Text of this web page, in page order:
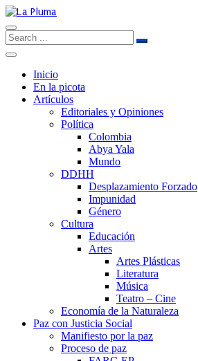
Inicio
En la picota
Artículos
Editoriales y Opiniones
Política
Colombia
Abya Yala
Mundo
DDHH
Desplazamiento Forzado
Impunidad
Género
Cultura
Educación
Artes
Artes Plásticas
Literatura
Música
Teatro – Cine
Economía de la Naturaleza
Paz con Justicia Social
Manifiesto por la paz
Proceso de paz